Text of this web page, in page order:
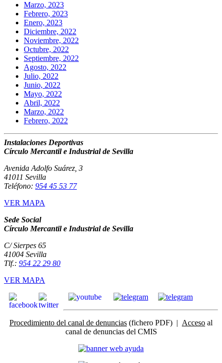
Marzo, 2023
Febrero, 2023
Enero, 2023
Diciembre, 2022
Noviembre, 2022
Octubre, 2022
Septiembre, 2022
Agosto, 2022
Julio, 2022
Junio, 2022
Mayo, 2022
Abril, 2022
Marzo, 2022
Febrero, 2022
Instalaciones Deportivas
Círculo Mercantil e Industrial de Sevilla
Avenida Adolfo Suárez, 3
41011 Sevilla
Teléfono: 954 45 53 77
VER MAPA
Sede Social
Círculo Mercantil e Industrial de Sevilla
C/ Sierpes 65
41004 Sevilla
Tlf.: 954 22 29 80
VER MAPA
Procedimiento del canal de denuncias (fichero PDF) | Acceso al
canal de denuncias del CMIS